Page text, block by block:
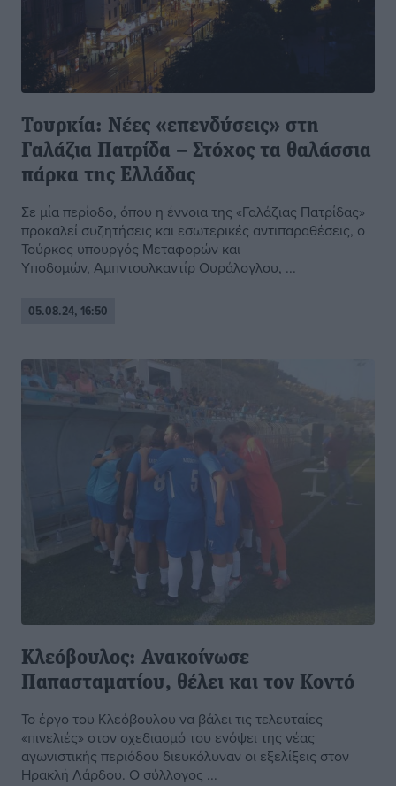
Τουρκία: Νέες «επενδύσεις» στη
Γαλάζια Πατρίδα – Στόχος τα θαλάσσια
πάρκα της Ελλάδας
Σε μία περίοδο, όπου η έννοια της «Γαλάζιας Πατρίδας»
προκαλεί συζητήσεις και εσωτερικές αντιπαραθέσεις, ο
Τούρκος υπουργός Μεταφορών και
Υποδομών, Αμπντουλκαντίρ Ουράλογλου, ...
05.08.24, 16:50
Κλεόβουλος: Ανακοίνωσε
Παπασταματίου, θέλει και τον Κοντό
Το έργο του Κλεόβουλου να βάλει τις τελευταίες
«πινελιές» στον σχεδιασμό του ενόψει της νέας
αγωνιστικής περιόδου διευκόλυναν οι εξελίξεις στον
Ηρακλή Λάρδου. Ο σύλλογος ...